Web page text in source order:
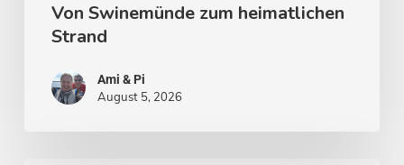
Von Swinemünde zum heimatlichen
Strand
Ami & Pi
August 5, 2026